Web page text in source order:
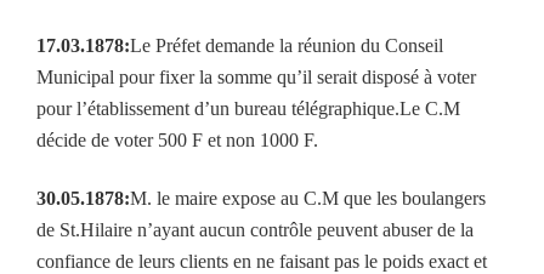
17.03.1878:Le Préfet demande la réunion du Conseil
Municipal pour fixer la somme qu’il serait disposé à voter
pour l’établissement d’un bureau télégraphique.Le C.M
décide de voter 500 F et non 1000 F.
30.05.1878:M. le maire expose au C.M que les boulangers
de St.Hilaire n’ayant aucun contrôle peuvent abuser de la
confiance de leurs clients en ne faisant pas le poids exact et